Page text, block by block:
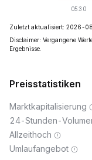
Zuletzt aktualisiert: 2026-
Disclaimer: Vergangene
Ergebnisse.
Preisstatistiken
Marktkapitalisierung
24-Stunden-
Allzeithoch
Umlaufangebot